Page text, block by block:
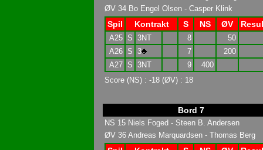
ØV 34 Bo Engel Olsen - Casper Klink
Spil Kontrakt S NS ØV
A25 S 3NT 8
50
A26 S 3 7
200
A27 S 3NT 9
400
Score (NS) : -18 (ØV) : 18
Bord 7
NS 15 Niels Foged - Steen B. Andersen
ØV 36 Andreas Marquardsen - Thomas Berg